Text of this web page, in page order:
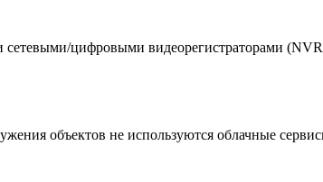
цифровыми видеорегистраторами
объектов не используются облачные